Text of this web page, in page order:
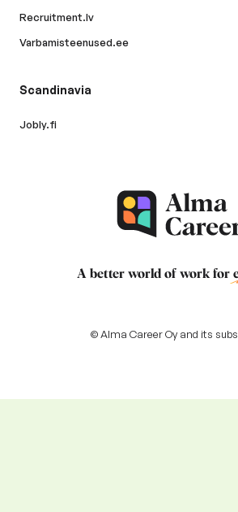
Recruitment.lv
Varbamisteenused.ee
Scandinavia
Jobly.fi
A better world of work for
© Alma Career Oy and its